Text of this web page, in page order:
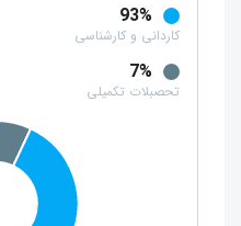
93%
کاردانی و کارشناسی
7%
تحصبلات تکمیلی